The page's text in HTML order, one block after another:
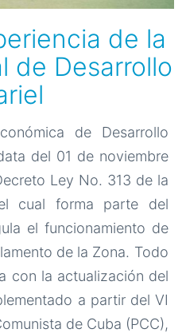
de la
de Desarrollo
de Desarrollo
del 01 de noviembre
Ley No. 313 de la
cual forma parte del
el funcionamiento de
de la Zona. Todo
con la actualización del
a partir del VI
de Cuba (PCC),